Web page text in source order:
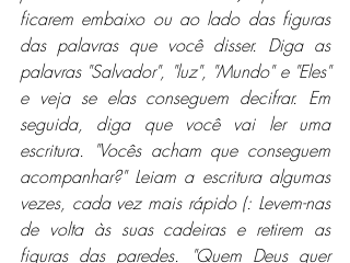
ficarem embaixo ou ao lado das figuras
das palavras que você disser. Diga as
palavras "Salvador", "luz", "Mundo" e "Eles"
e veja se elas conseguem decifrar. Em
seguida, diga que você vai ler uma
escritura. "Vocês acham que conseguem
acompanhar?" Leiam a escritura algumas
vezes, cada vez mais rápido (: Levem-nas
de volta às suas cadeiras e retirem as
figuras das paredes. "Quem Deus quer